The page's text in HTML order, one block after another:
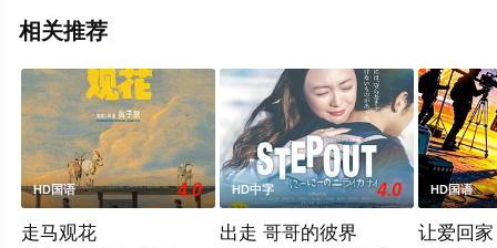
相关推荐
HD国语 4.0
走马观花
HD中字 4.0
出走 哥哥的彼界
HD国语
让爱回家